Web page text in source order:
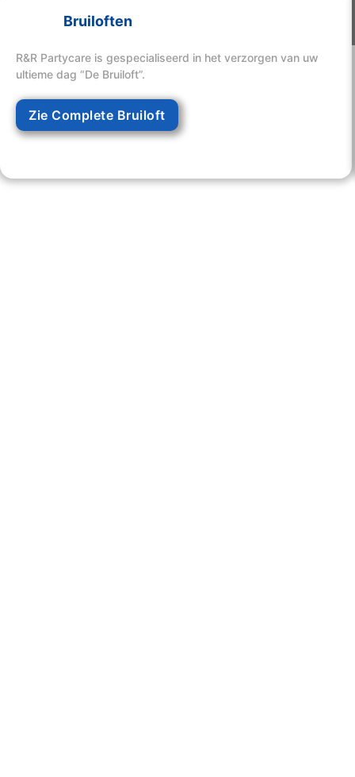
Bruiloften
R&R Partycare is gespecialiseerd in het verzorgen van uw
ultieme dag “De Bruiloft”.
Zie Complete Bruiloft